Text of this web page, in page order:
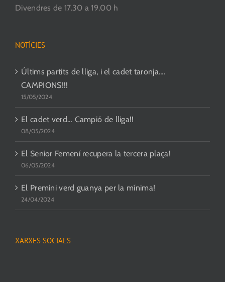
Divendres de 17.30 a 19.00 h
NOTÍCIES
Últims partits de lliga, i el cadet taronja….
CAMPIONS!!!
15/05/2024
El cadet verd… Campió de lliga!!
08/05/2024
El Senior Femení recupera la tercera plaça!
06/05/2024
El Premini verd guanya per la mínima!
24/04/2024
XARXES SOCIALS